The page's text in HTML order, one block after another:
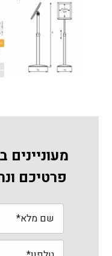
פרטיכם